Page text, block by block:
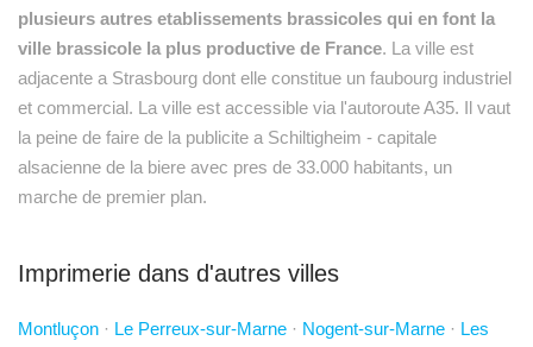
plusieurs autres etablissements brassicoles qui en font la
ville brassicole la plus productive de France. La ville est
adjacente a Strasbourg dont elle constitue un faubourg industriel
et commercial. La ville est accessible via l'autoroute A35. Il vaut
la peine de faire de la publicite a Schiltigheim - capitale
alsacienne de la biere avec pres de 33.000 habitants, un
marche de premier plan.
Imprimerie dans d'autres villes
Montluçon · Le Perreux-sur-Marne · Nogent-sur-Marne · Les